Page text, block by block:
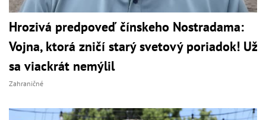
Hrozivá predpoveď čínskeho Nostradama:
Vojna, ktorá zničí starý svetový poriadok! Už
sa viackrát nemýlil
Zahraničné